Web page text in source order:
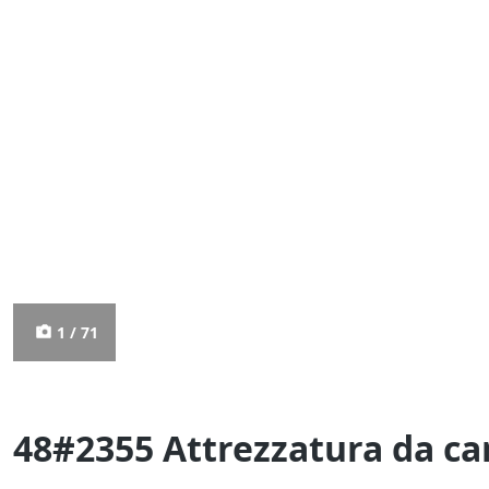
1 / 71
48#2355 Attrezzatura da